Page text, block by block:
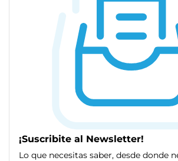
¡Suscribite al Newsletter!
Lo que necesitas saber, desde donde